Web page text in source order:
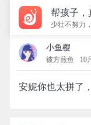
帮孩子，
少壮不努力
小鱼樱
彼方煎鱼 10
安妮你也太拼了